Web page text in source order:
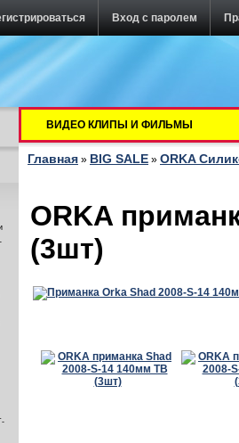
Вход с паролем
ВИДЕО КЛИПЫ И ФИЛЬМЫ
Главная » BIG SALE » ORKA
ORKA
(3шт)